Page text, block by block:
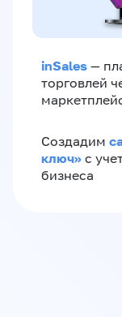
inSales —
торговлей
Создадим
ключ» с
бизнеса